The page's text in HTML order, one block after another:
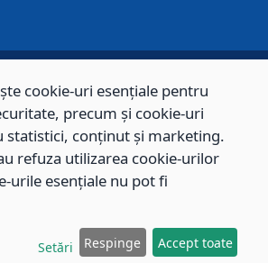
MUNICIPIULUI BRAȘOV, toate drepturile
Sitemap Contact
cookie-uri esențiale pentru
precum și cookie-uri
statistici, conținut și marketing.
refuza utilizarea cookie-urilor
urile esențiale nu pot fi
Setări Respinge Accept toate